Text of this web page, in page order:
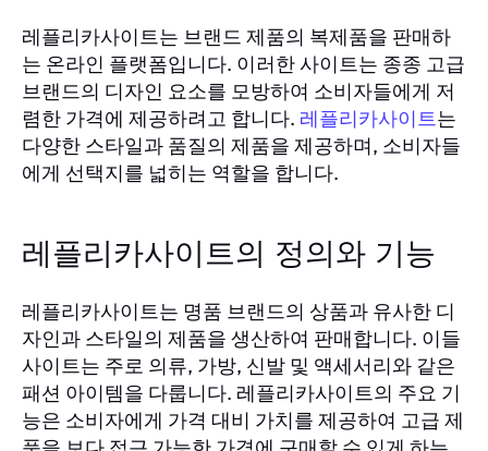
레플리카사이트는 브랜드 제품의 복제품을 판매하
는 온라인 플랫폼입니다. 이러한 사이트는 종종 고급
브랜드의 디자인 요소를 모방하여 소비자들에게 저
렴한 가격에 제공하려고 합니다. 레플리카사이트는
다양한 스타일과 품질의 제품을 제공하며, 소비자들
에게 선택지를 넓히는 역할을 합니다.
레플리카사이트의 정의와 기능
레플리카사이트는 명품 브랜드의 상품과 유사한 디
자인과 스타일의 제품을 생산하여 판매합니다. 이들
사이트는 주로 의류, 가방, 신발 및 액세서리와 같은
패션 아이템을 다룹니다. 레플리카사이트의 주요 기
능은 소비자에게 가격 대비 가치를 제공하여 고급 제